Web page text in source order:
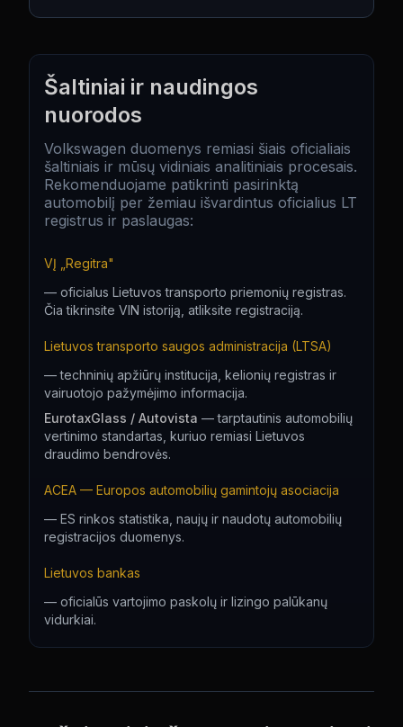
Šaltiniai ir naudingos
nuorodos
Volkswagen duomenys remiasi šiais oficialiais
šaltiniais ir mūsų vidiniais analitiniais procesais.
Rekomenduojame patikrinti pasirinktą
automobilį per žemiau išvardintus oficialius LT
registrus ir paslaugas:
VĮ „Regitra"
— oficialus Lietuvos transporto priemonių registras.
Čia tikrinsite VIN istoriją, atliksite registraciją.
Lietuvos transporto saugos administracija (LTSA)
—techninių apžiūrų institucija, kelionių registras ir
vairuotojo pažymėjimo informacija.
EurotaxGlass / Autovista —tarptautinis automobilių
vertinimo standartas, kuriuo remiasi Lietuvos
draudimo bendrovės.
ACEA — Europos automobilių gamintojų asociacija
— ES rinkos statistika, naujų ir naudotų automobilių
registracijos duomenys.
Lietuvos bankas
— oficialūs vartojimo paskolų ir lizingo palūkanų
vidurkiai.